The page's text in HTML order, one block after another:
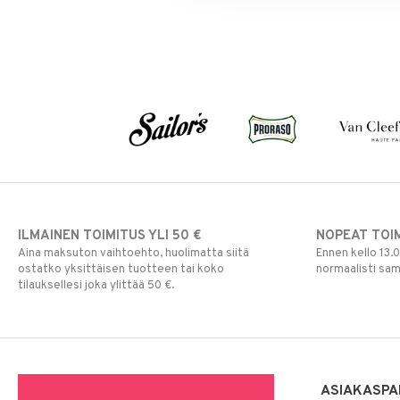
ILMAINEN TOIMITUS YLI 50 €
Aina maksuton vaihtoehto, huolimatta siitä
ostatko yksittäisen tuotteen tai koko
tilauksellesi joka ylittää 50 €.
NOPEAT
Ennen kello
normaalisti